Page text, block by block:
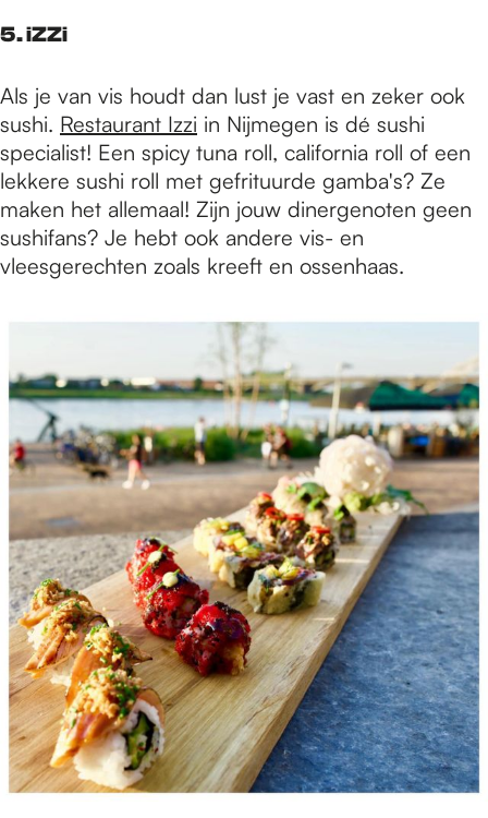
5. iZZi
Als je van vis houdt dan lust je vast en zeker ook
sushi. Restaurant Izzi in Nijmegen is dé sushi
specialist! Een spicy tuna roll, california roll of een
lekkere sushi roll met gefrituurde gamba's? Ze
maken het allemaal! Zijn jouw dinergenoten geen
sushifans? Je hebt ook andere vis- en
vleesgerechten zoals kreeft en ossenhaas.